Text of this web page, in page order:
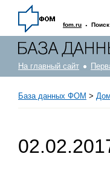
fom.ru · Поиск
На главный сайт
База данных ФОМ >